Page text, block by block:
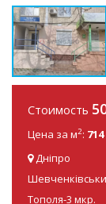
Стоимость
Цена за м2: 714
Дніпро
Тополя-3 мкр.